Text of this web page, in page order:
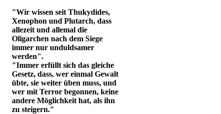
"Wir wissen seit Thukydides,
Xenophon und Plutarch, dass
allezeit und allemal die
Oligarchen nach dem Siege
immer nur unduldsamer
werden".
"Immer erfüllt sich das gleiche
Gesetz, dass, wer einmal Gewalt
übte, sie weiter üben muss, und
wer mit Terror begonnen, keine
andere Möglichkeit hat, als ihn
zu steigern."